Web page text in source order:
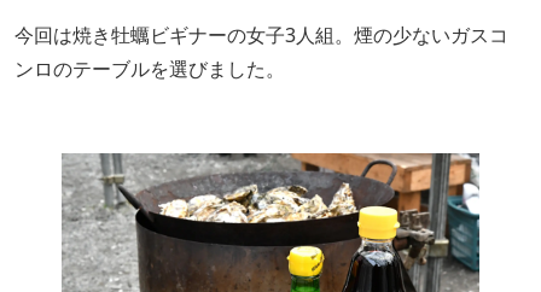
今回は焼き牡蠣ビギナーの女子3人組。煙の少ないガスコ
ンロのテーブルを選びました。